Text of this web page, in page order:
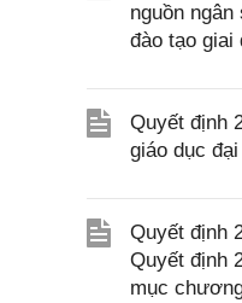
nguồn
đào tạo giai
Quyết định
giáo dục
Quyết định
Quyết định
mục